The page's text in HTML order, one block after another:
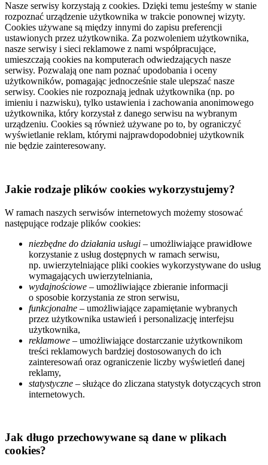
Nasze serwisy korzystają z cookies. Dzięki temu jesteśmy w stanie
rozpoznać urządzenie użytkownika w trakcie ponownej wizyty.
Cookies używane są między innymi do zapisu preferencji
ustawionych przez użytkownika. Za pozwoleniem użytkownika,
nasze serwisy i sieci reklamowe z nami współpracujące,
umieszczają cookies na komputerach odwiedzających nasze
serwisy. Pozwalają one nam poznać upodobania i oceny
użytkowników, pomagając jednocześnie stale ulepszać nasze
serwisy. Cookies nie rozpoznają jednak użytkownika (np. po
imieniu i nazwisku), tylko ustawienia i zachowania anonimowego
użytkownika, który korzystał z danego serwisu na wybranym
urządzeniu. Cookies są również używane po to, by ograniczyć
wyświetlanie reklam, którymi najprawdopodobniej użytkownik
nie będzie zainteresowany.
Jakie rodzaje plików cookies wykorzystujemy?
W ramach naszych serwisów internetowych możemy stosować
następujące rodzaje plików cookies:
niezbędne do działania usługi – umożliwiające prawidłowe
korzystanie z usług dostępnych w ramach serwisu,
np. uwierzytelniające pliki cookies wykorzystywane do usług
wymagających uwierzytelniania,
wydajnościowe – umożliwiające zbieranie informacji
o sposobie korzystania ze stron serwisu,
funkcjonalne – umożliwiające zapamiętanie wybranych
przez użytkownika ustawień i personalizację interfejsu
użytkownika,
reklamowe – umożliwiające dostarczanie użytkownikom
treści reklamowych bardziej dostosowanych do ich
zainteresowań oraz ograniczenie liczby wyświetleń danej
reklamy,
statystyczne – służące do zliczana statystyk dotyczących stron
internetowych.
Jak długo przechowywane są dane w plikach
cookies?